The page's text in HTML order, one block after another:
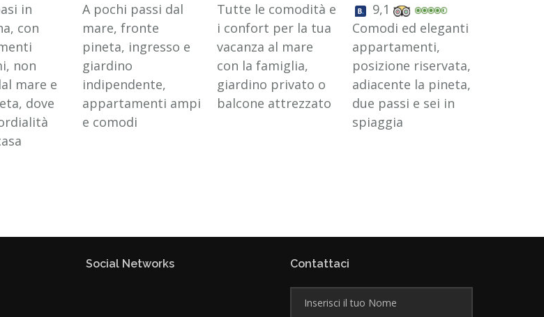
in
con
non
mare e
dove
A pochi passi dal
mare, fronte
pineta, ingresso e
giardino
indipendente,
appartamenti ampi
e comodi
Tutte le comodità e
i confort per la tua
vacanza al mare
con la famiglia,
giardino privato o
balcone attrezzato
9,1
Comodi ed eleganti
appartamenti,
posizione riservata,
adiacente la pineta,
due passi e sei in
spiaggia
Social Networks Contattaci